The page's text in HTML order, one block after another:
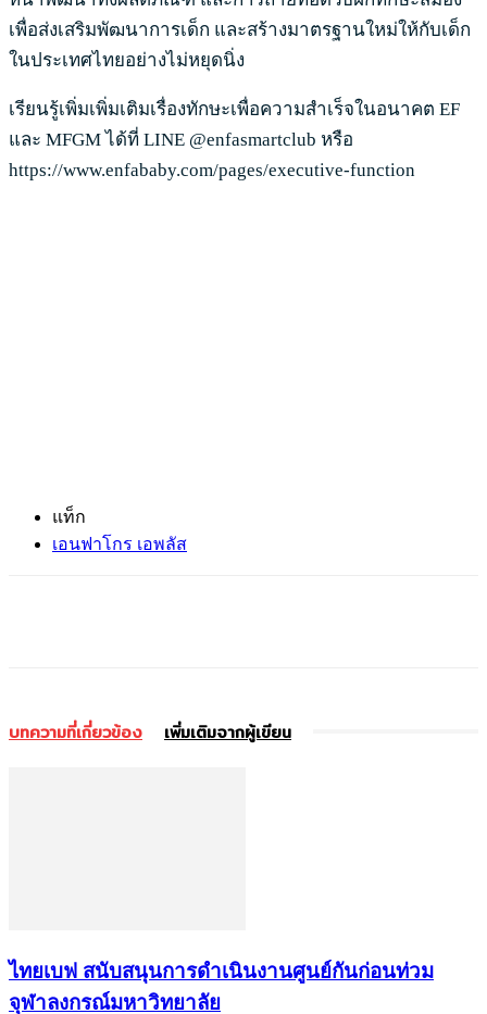
เพื่อส่งเสริมพัฒนาการเด็ก และสร้างมาตรฐานใหม่ให้กับเด็ก
ในประเทศไทยอย่างไม่หยุดนิ่ง
เรียนรู้เพิ่มเพิ่มเติมเรื่องทักษะเพื่อความสำเร็จในอนาคต EF
และ MFGM ได้ที่ LINE @enfasmartclub หรือ
https://www.enfababy.com/pages/executive-function
แท็ก
เอนฟาโกร เอพลัส
บทความที่เกี่ยวข้อง เพิ่มเติมจากผู้เขียน
ไทยเบฟ สนับสนุนการดำเนินงานศูนย์กันก่อนท่วม
จุฬาลงกรณ์มหาวิทยาลัย